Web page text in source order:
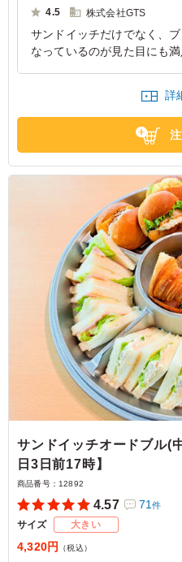
ふわふわ食パンで作っています。
4.5 株式会社GTS
サンドイッチだけでなく、
なっているのが見た目にも
大阪
詳
サンドイッチオードブル(
日3日前17時】
商品番号： 12892
4.57 71件
サイズ 大きい
4,320円 （税込）